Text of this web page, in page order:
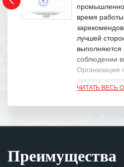
время
лучшей
выполняются
соблюдении
Организация
заказов
задач.
ЧИТАТЬ ВЕСЬ
Преимущества